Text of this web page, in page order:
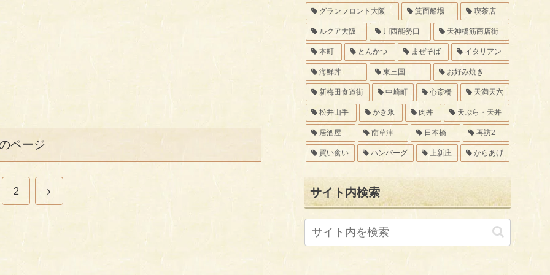
ページ
2 次
グランフロント大阪 箕面船場 喫茶店
ルクア大阪 川西能勢口 天神橋筋商店街
本町 とんかつ まぜそば イタリアン
海鮮丼 東三国 お好み焼き
新梅田食道街 中崎町 心斎橋 天満天六
松井山手 かき氷 肉丼 天ぷら・天丼
居酒屋 南草津 日本橋 再訪2
買い食い ハンバーグ 上新庄 からあげ
サイト内検索